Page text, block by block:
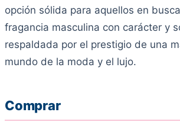
opción sólida para aquellos en
fragancia masculina con carácter y
respaldada por el prestigio de una
mundo de la moda y el lujo.
Comprar